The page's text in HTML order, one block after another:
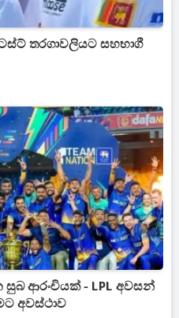
තරගාවලියට සහභාගී
ආරංචියක් - LPL අවසන්
අවස්ථාව